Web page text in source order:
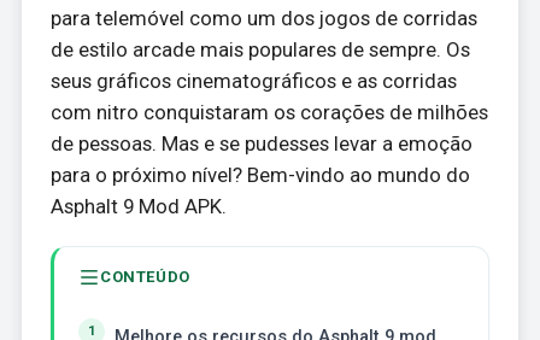
para telemóvel como um dos jogos de corridas
de estilo arcade mais populares de sempre. Os
seus gráficos cinematográficos e as corridas
com nitro conquistaram os corações de milhões
de pessoas. Mas e se pudesses levar a emoção
para o próximo nível? Bem-vindo ao mundo do
Asphalt 9 Mod APK.
CONTEÚDO